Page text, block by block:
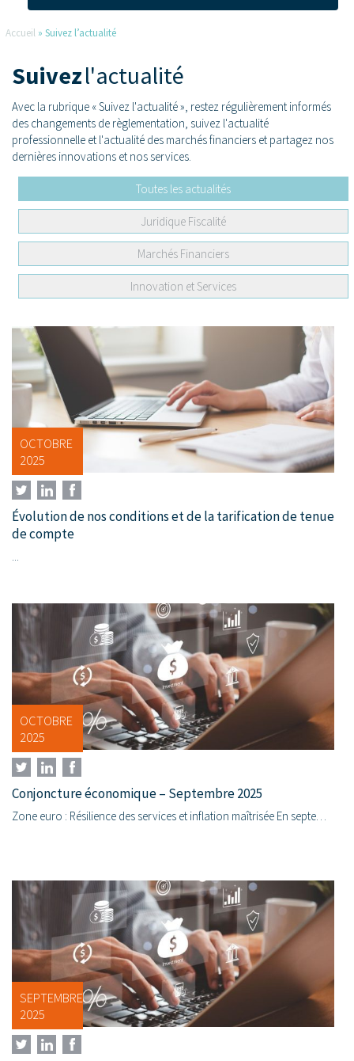
Accueil » Suivez l’actualité
Suivezl'actualité
Avec la rubrique « Suivez l'actualité », restez régulièrement informés
des changements de règlementation, suivez l'actualité
professionnelle et l'actualité des marchés financiers et partagez nos
dernières innovations et nos services.
Toutes les actualités
Juridique Fiscalité
Marchés Financiers
Innovation et Services
OCTOBRE
2025
Évolution de nos conditions et de la tarification de tenue
de compte
...
OCTOBRE
2025
Conjoncture économique – Septembre 2025
Zone euro : Résilience des services et inflation maîtrisée En septembre, dans la zone euro, les enquêtes révèlent une confiance contrastée entre les secteurs : alors que les services poursuivent...
SEPTEMBRE
2025